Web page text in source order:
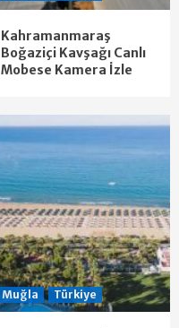
Kahramanmaraş
Boğaziçi Kavşağı Canlı
Mobese Kamera İzle
Muğla Türkiye